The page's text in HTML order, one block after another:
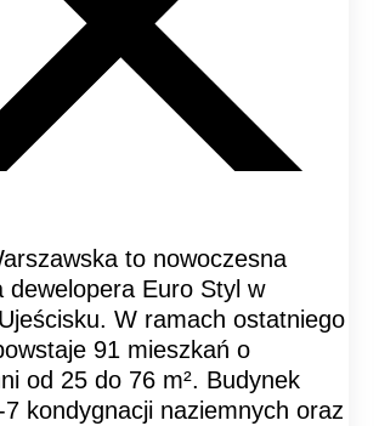
to nowoczesna
dewelopera Euro Styl w
W ramach ostatniego
91 mieszkań o
od 25 do 76 m². Budynek
kondygnacji naziemnych oraz